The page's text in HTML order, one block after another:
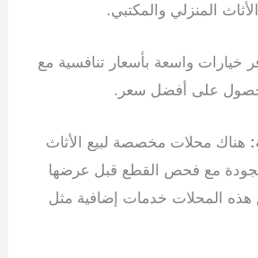
المنزلي والمكتبي.
خيارات واسعة بأسعار تنافسية مع
على أفضل سعر.
هناك محلات مخصصة لبيع الأثاث
مع فحص القطع قبل عرضها
هذه المحلات خدمات إضافية مثل